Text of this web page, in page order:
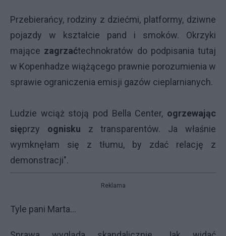
Przebierańcy, rodziny z dziećmi, platformy, dziwne
pojazdy w kształcie pand i smoków. Okrzyki
mające zagrzaćtechnokratów do podpisania tutaj
w Kopenhadze wiążącego prawnie porozumienia w
sprawie ograniczenia emisji gazów cieplarnianych.
Ludzie wciąż stoją pod Bella Center, ogrzewając
sięprzy ognisku z transparentów. Ja właśnie
wymknęłam się z tłumu, by zdać relację z
demonstracji".
Reklama
Tyle pani Marta...